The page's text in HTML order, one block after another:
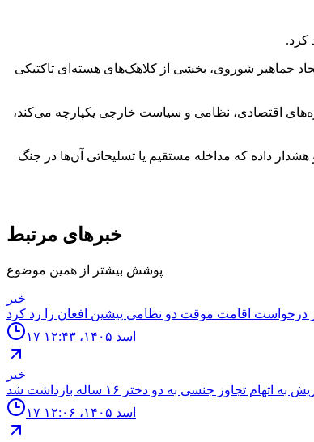
کرد.
از فروپاشی اتحاد جماهیر شوروی، بخشی از کلاهک‌های هسته‌ای تاکتیکی
را در حوزه‌های اقتصادی، نظامی و سیاست خارجی یکپارچه می‌کند،
داده که مداخله مستقیم یا تسلیحاتی آن‌ها در جنگ
خبرهای مرتبط
پوشش بیشتر از همین موضوع
خبر
۱۷ اسد ۱۴۰۵، ۱۲:۴۳
خبر
۱۷ اسد ۱۴۰۵، ۱۲:۰۶